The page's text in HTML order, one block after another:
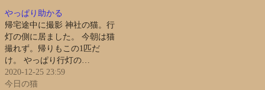
やっぱり助かる
帰宅途中に撮影 神社の猫。行
灯の側に居ました。 今朝は猫
撮れず。帰りもこの1匹だ
け。 やっぱり行灯の…
2020-12-25 23:59
今日の猫